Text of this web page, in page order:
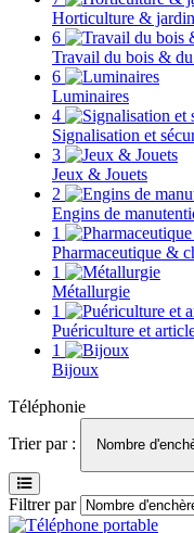
Horticulture &
6
Travail du bois &
6
Luminaires
4
Signalisation et
3
Jeux & Jouets
2
Engins de
1
Pharmaceutique &
1
Métallurgie
1
Puériculture et
1
Bijoux
Téléphonie
Trier par :
Nombre
Filtrer par